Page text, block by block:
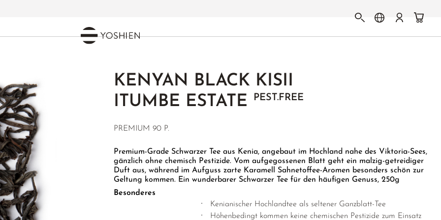
KENYAN BLACK KISII
ITUMBE ESTATE
PEST.FREE
PREMIUM 90 P.
Premium-Grade Schwarzer Tee aus Kenia, angebaut im Hochland nahe des Viktoria-Sees,
gänzlich ohne chemisch Pestizide. Vom aufgegossenen Blatt geht ein malzig-getreidiger
Duft aus, während im Aufguss zarte Karamell Sahnetoffee-Aromen besonders schön zur
Geltung kommen. Ein wunderbarer Schwarzer Tee für den häufigen Genuss, 250g
Besonderes
Kenianischer Hochlandtee als seltener Ganzblatt-Tee
Höhenbedingt kommen keine chemischen Pestizide zum Einsatz